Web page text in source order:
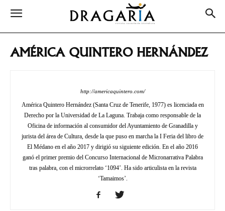
AMÉRICA QUINTERO HERNÁNDEZ
http://americaquintero.com/
América Quintero Hernández (Santa Cruz de Tenerife, 1977) es licenciada en
Derecho por la Universidad de La Laguna. Trabaja como responsable de la
Oficina de información al consumidor del Ayuntamiento de Granadilla y
jurista del área de Cultura, desde la que puso en marcha la I Feria del libro de
El Médano en el año 2017 y dirigió su siguiente edición. En el año 2016
ganó el primer premio del Concurso Internacional de Micronarrativa Palabra
tras palabra, con el microrrelato ‘1094’. Ha sido articulista en la revista
‘Tamaimos’.